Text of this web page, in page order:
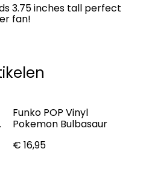
3.75 inches tall perfect
fan!
Funko POP Vinyl
Pokemon Bulbasaur
€ 16,95